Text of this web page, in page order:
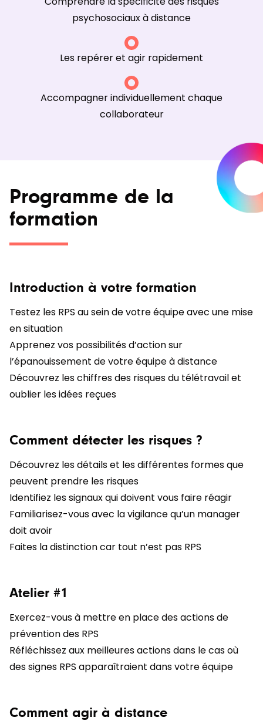
psychosociaux à distance
Les repérer et agir rapidement
Accompagner individuellement chaque
collaborateur
Programme de la
formation
Introduction à votre formation
Testez les RPS au sein de votre équipe avec une mise
en situation
Apprenez vos possibilités d’action sur
l’épanouissement de votre équipe à distance
Découvrez les chiffres des risques du télétravail et
oublier les idées reçues
Comment détecter les risques ?
Découvrez les détails et les différentes formes que
peuvent prendre les risques
Identifiez les signaux qui doivent vous faire réagir
Familiarisez-vous avec la vigilance qu’un manager
doit avoir
Faites la distinction car tout n’est pas RPS
Atelier #1
Exercez-vous à mettre en place des actions de
prévention des RPS
Réfléchissez aux meilleures actions dans le cas où
des signes RPS apparaîtraient dans votre équipe
Comment agir à distance